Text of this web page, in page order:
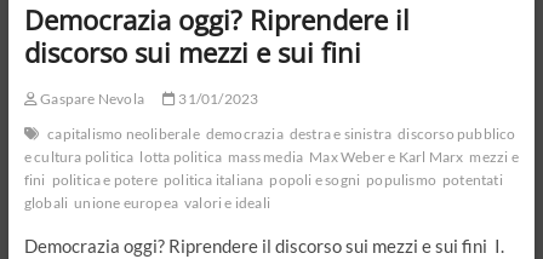
Democrazia oggi? Riprendere il
discorso sui mezzi e sui fini
Gaspare Nevola
31/01/2023
capitalismo neoliberale democrazia destra e sinistra discorso pubblico
e cultura politica lotta politica mass media Max Weber e Karl Marx mezzi e
fini politica e potere politica italiana popoli e sogni populismo potentati
globali unione europea valori e ideali
Democrazia oggi? Riprendere il discorso sui mezzi e sui fini I.